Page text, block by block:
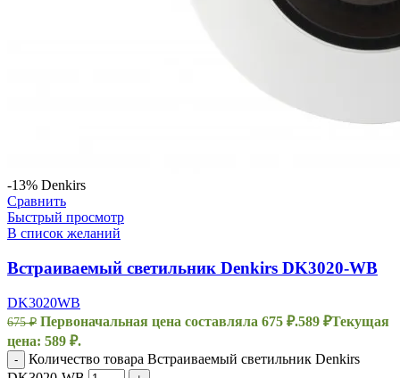
-13% Denkirs
Сравнить
Быстрый просмотр
В список желаний
Встраиваемый светильник Denkirs DK3020-WB
DK3020WB
675₽ Первоначальная цена составляла 675 ₽.589 ₽Текущая
цена: 589 ₽.
-
Количество товара Встраиваемый светильник Denkirs